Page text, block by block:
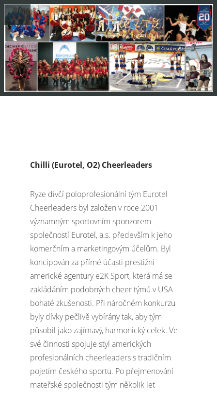
Chilli (Eurotel, O2) Cheerleaders
Ryze dívčí poloprofesionální tým Eurotel
Cheerleaders byl založen v roce 2001
významným sportovním sponzorem -
společností Eurotel, a.s. především k jeho
komerčním a marketingovým účelům. Byl
koncipován za přímé účasti prestižní
americké agentury e2K Sport, která má se
zakládáním podobných cheer týmů v USA
bohaté zkušenosti. Při náročném konkurzu
byly dívky pečlivě vybírány tak, aby tým
působil jako zajímavý, harmonický celek. Ve
své činnosti spojuje styl amerických
profesionálních cheerleaders s tradičním
pojetím českého sportu. Po přejmenování
mateřské společnosti tým několik let